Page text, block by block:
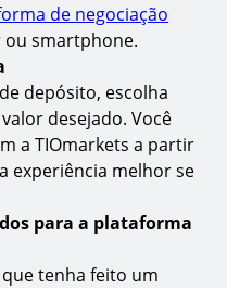
de índices
com a
de negociação
smartphone.
depósito, escolha
desejado. Você
a TIOmarkets a partir
experiência melhor se
para a plataforma
que tenha feito um